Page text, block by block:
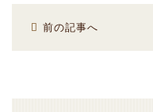
前の記事へ